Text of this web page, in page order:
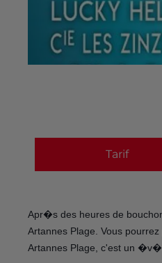
Tarif
Apr�s des heures de
Artannes Plage. Vous
Artannes Plage, c'est un